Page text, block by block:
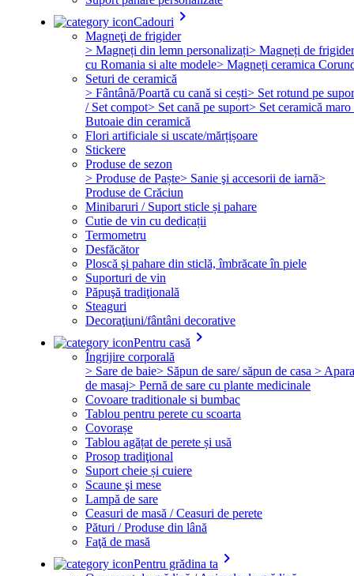
Cadouri keyboard_arrow_right
Magneţi de frigider
> Magneți din lemn personalizați> Magneți de frigider
cu Romania si alte modele> Magneți ceramica
Seturi de ceramică
> Fântână/Poartă cu cană si cești> Set rotund pe
/ Set compot> Set cană pe suport> Set ceramică maro
Butoaie din ceramică
Flori artificiale si uscate/mărțișoare
Stickere
Produse de sezon
> Produse de Paște> Sanie şi accesorii de iarnă>
Produse de Crăciun
Minibaruri / Suport sticle și pahare
Cutie de vin cu dedicații
Termometru
Desfăcător
Ploscă şi pahare din sticlă, îmbrăcate în piele
Suporturi de vin
Păpuşă tradiţională
Steaguri
Decoraţiuni/fântâni decorative
Pentru casă keyboard_arrow_right
Îngrijire corporală
> Sare de baie> Săpun de sare/ săpun de casa >
de masaj> Pernă de sare cu plante medicinale
Covoare traditionale si bumbac
Tablou pentru perete cu scoarta
Covorașe
Tablou agățat de perete și usă
Prosop tradiţional
Suport cheie și cuiere
Scaune şi mese
Lampă de sare
Ceasuri de masă / Ceasuri de perete
Pături / Produse din lână
Faţă de masă
Pentru grădina ta keyboard_arrow_right